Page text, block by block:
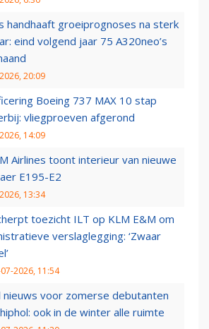
handhaaft groeiprognoses na sterk
eind volgend jaar 75 A320neo’s
20:09
Boeing 737 MAX 10 stap
vliegproeven afgerond
14:09
Airlines toont interieur van nieuwe
E195-E2
13:34
toezicht ILT op KLM E&M om
verslaglegging: ‘Zwaar
2026, 11:54
nieuws voor zomerse debutanten
ook in de winter alle ruimte